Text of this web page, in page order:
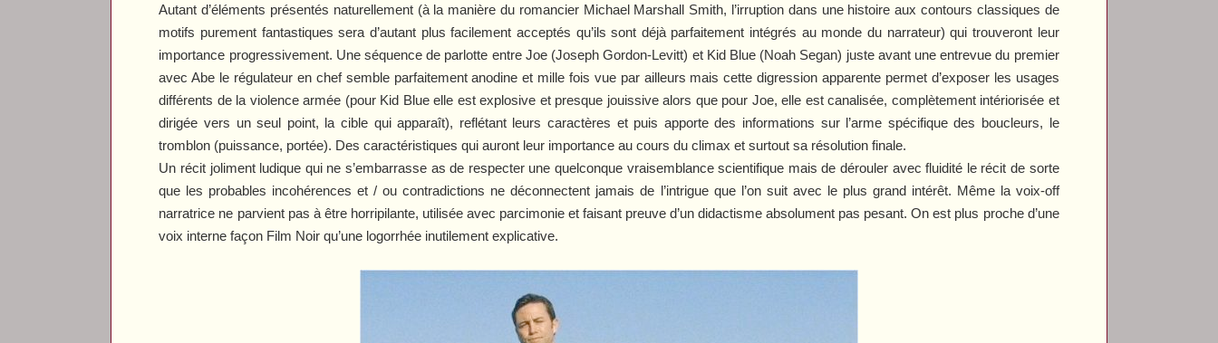
Autant d’éléments présentés naturellement (à la manière du romancier Michael Marshall Smith, l’irruption dans une histoire aux contours classiques de
motifs purement fantastiques sera d’autant plus facilement acceptés qu’ils sont déjà parfaitement intégrés au monde du narrateur) qui trouveront leur
importance progressivement. Une séquence de parlotte entre Joe (Joseph Gordon-Levitt) et Kid Blue (Noah Segan) juste avant une entrevue du premier
avec Abe le régulateur en chef semble parfaitement anodine et mille fois vue par ailleurs mais cette digression apparente permet d’exposer les usages
différents de la violence armée (pour Kid Blue elle est explosive et presque jouissive alors que pour Joe, elle est canalisée, complètement intériorisée et
dirigée vers un seul point, la cible qui apparaît), reflétant leurs caractères et puis apporte des informations sur l’arme spécifique des boucleurs, le
tromblon (puissance, portée). Des caractéristiques qui auront leur importance au cours du climax et surtout sa résolution finale.
Un récit joliment ludique qui ne s’embarrasse as de respecter une quelconque vraisemblance scientifique mais de dérouler avec fluidité le récit de sorte
que les probables incohérences et / ou contradictions ne déconnectent jamais de l’intrigue que l’on suit avec le plus grand intérêt. Même la voix-off
narratrice ne parvient pas à être horripilante, utilisée avec parcimonie et faisant preuve d’un didactisme absolument pas pesant. On est plus proche d’une
voix interne façon Film Noir qu’une logorrhée inutilement explicative.